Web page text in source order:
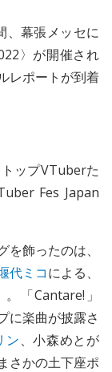
、幕張メッセに
〉が開催され
レポートが到着
ップVTuberた
Fes Japan
飾ったのは、
代ミコによる、
「Cantare!」
に楽曲が披露さ
ン、小森めとが
さかの土下座ポ